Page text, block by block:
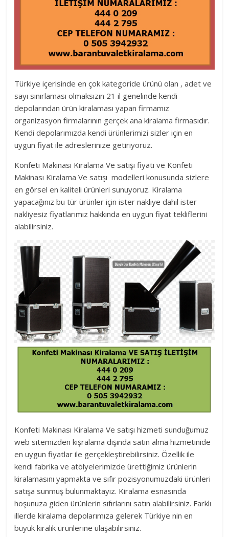
Türkiye içerisinde en çok kategoride ürünü olan , adet ve
sayı sınırlaması olmaksızın 21 il genelinde kendi
depolarından ürün kiralaması yapan firmamız
organizasyon firmalarının gerçek ana kiralama firmasıdır.
Kendi depolarımızda kendi ürünlerimizi sizler için en
uygun fiyat ile adreslerinize getiriyoruz.
Konfeti Makinası Kiralama Ve satışı fiyatı ve Konfeti
Makinası Kiralama Ve satışı modelleri konusunda sizlere
en görsel en kaliteli ürünleri sunuyoruz. Kiralama
yapacağınız bu tür ürünler için ister nakliye dahil ister
nakliyesiz fiyatlarımız hakkında en uygun fiyat tekliflerini
alabilirsiniz.
Konfeti Makinası Kiralama Ve satışı hizmeti sunduğumuz
web sitemizden kişralama dışında satın alma hizmetinide
en uygun fiyatlar ile gerçekleştirebilirsiniz. Özellik ile
kendi fabrika ve atölyelerimizde ürettiğimiz ürünlerin
kiralamasını yapmakta ve sıfır pozisyonumuzdaki ürünleri
satışa sunmuş bulunmaktayız. Kiralama esnasında
hoşunuza giden ürünlerin sıfırlarını satın alabilirsiniz. Farklı
illerde kiralama depolarımıza gelerek Türkiye nin en
büyük kiralık ürünlerine ulaşabilirsiniz.